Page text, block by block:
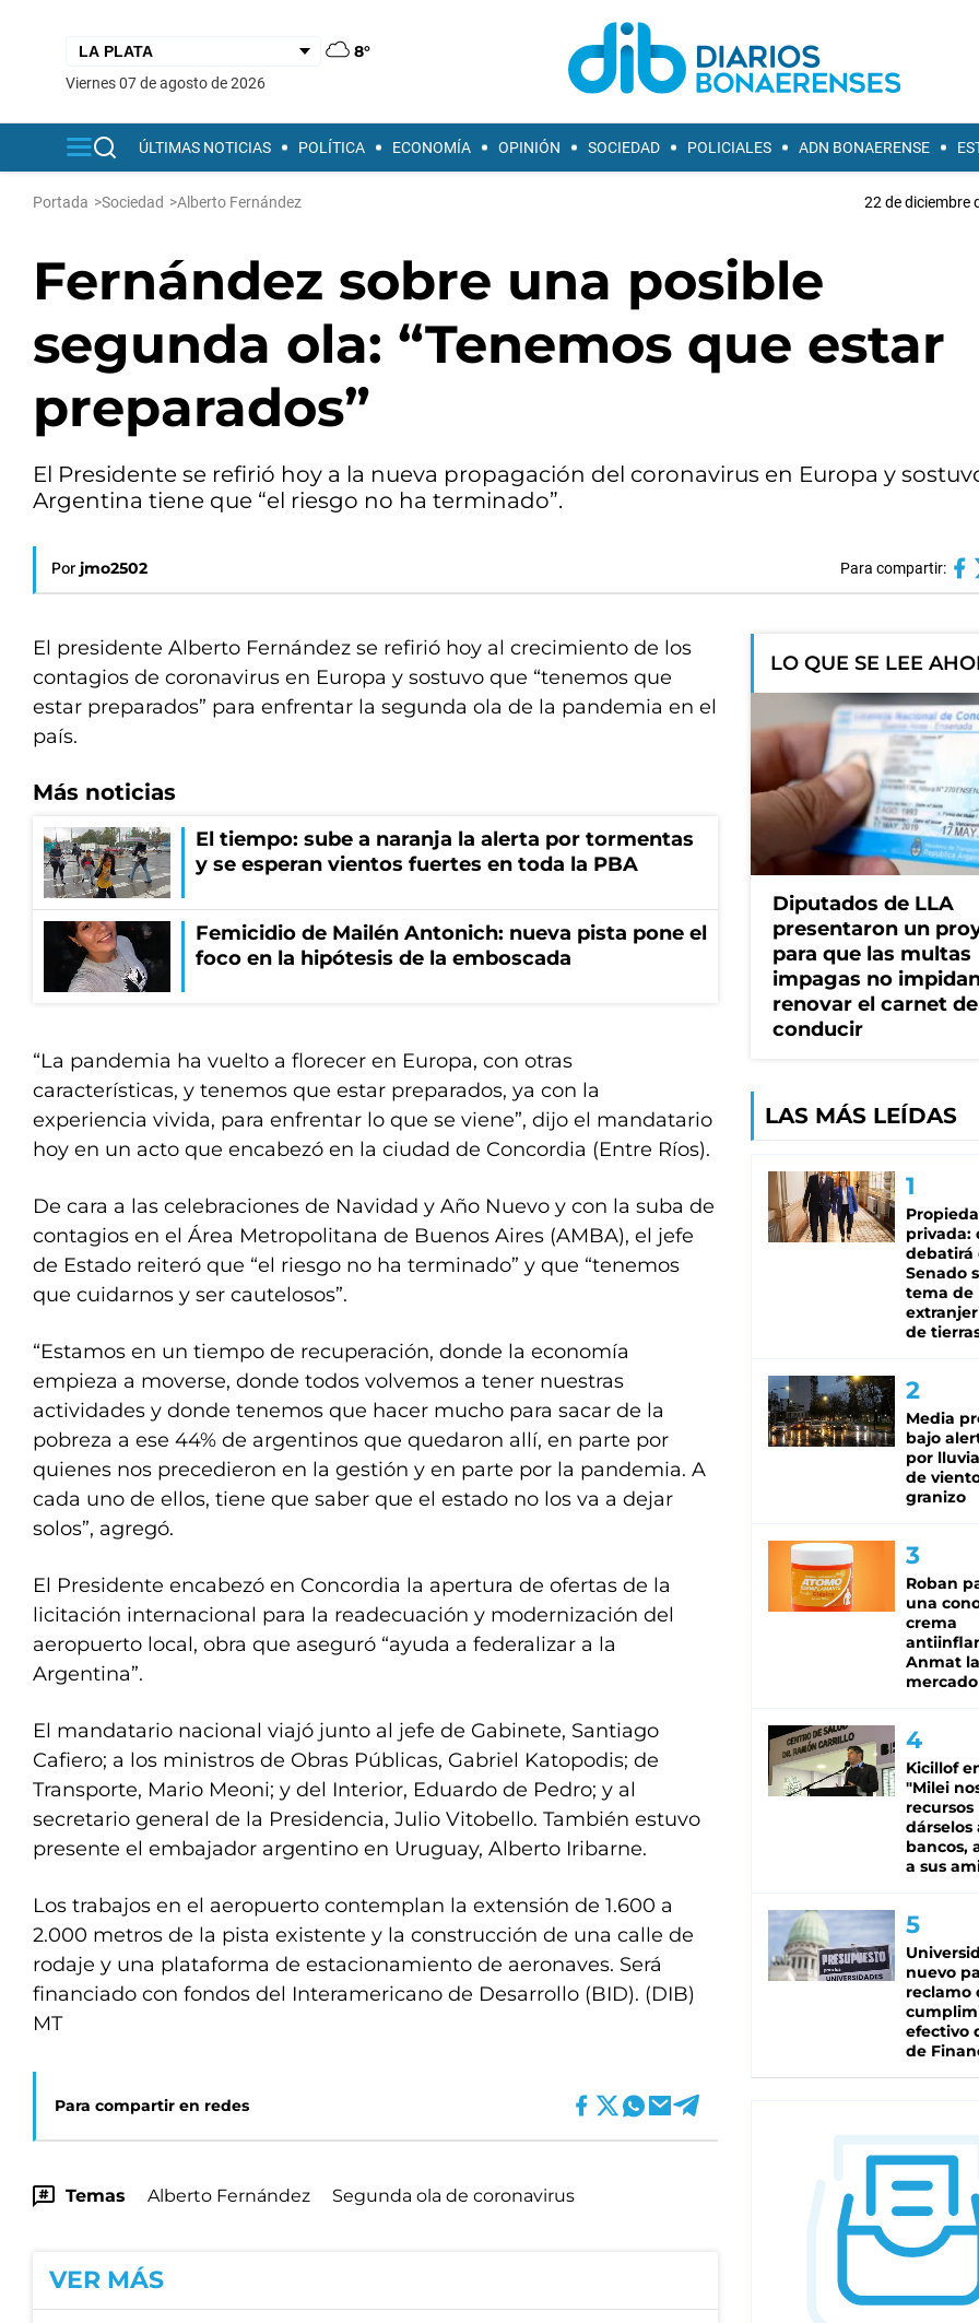
8°
viernes 07 de agosto de 2026
ÚLTIMAS NOTICIAS POLÍTICA ECONOMÍA OPINIÓN SOCIEDAD POLICIALES ADN BONAERENSE
Portada >Sociedad >Alberto Fernández 22 de diciembre
Fernández sobre una posible
segunda ola: “Tenemos que estar
preparados”
El Presidente se refirió hoy a la nueva propagación del coronavirus en Europa y
Argentina tiene que “el riesgo no ha terminado”.
Por jmo2502 Para compartir:
El presidente Alberto Fernández se refirió hoy al crecimiento de los
contagios de coronavirus en Europa y sostuvo que “tenemos que
estar preparados” para enfrentar la segunda ola de la pandemia en el
país.
Más noticias
El tiempo: sube a naranja la alerta por tormentas
y se esperan vientos fuertes en toda la PBA
Femicidio de Mailén Antonich: nueva pista pone el
foco en la hipótesis de la emboscada
“La pandemia ha vuelto a florecer en Europa, con otras
características, y tenemos que estar preparados, ya con la
experiencia vivida, para enfrentar lo que se viene”, dijo el mandatario
hoy en un acto que encabezó en la ciudad de Concordia (Entre Ríos).
De cara a las celebraciones de Navidad y Año Nuevo y con la suba de
contagios en el Área Metropolitana de Buenos Aires (AMBA), el jefe
de Estado reiteró que “el riesgo no ha terminado” y que “tenemos
que cuidarnos y ser cautelosos”.
“Estamos en un tiempo de recuperación, donde la economía
empieza a moverse, donde todos volvemos a tener nuestras
actividades y donde tenemos que hacer mucho para sacar de la
pobreza a ese 44% de argentinos que quedaron allí, en parte por
quienes nos precedieron en la gestión y en parte por la pandemia. A
cada uno de ellos, tiene que saber que el estado no los va a dejar
solos”, agregó.
El Presidente encabezó en Concordia la apertura de ofertas de la
licitación internacional para la readecuación y modernización del
aeropuerto local, obra que aseguró “ayuda a federalizar a la
Argentina”.
El mandatario nacional viajó junto al jefe de Gabinete, Santiago
Cafiero; a los ministros de Obras Públicas, Gabriel Katopodis; de
Transporte, Mario Meoni; y del Interior, Eduardo de Pedro; y al
secretario general de la Presidencia, Julio Vitobello. También estuvo
presente el embajador argentino en Uruguay, Alberto Iribarne.
Los trabajos en el aeropuerto contemplan la extensión de 1.600 a
2.000 metros de la pista existente y la construcción de una calle de
rodaje y una plataforma de estacionamiento de aeronaves. Será
financiado con fondos del Interamericano de Desarrollo (BID). (DIB)
MT
Para compartir en redes
Temas Alberto Fernández Segunda ola de coronavirus
VER MÁS
LO QUE SE LEE
Diputados de LLA
presentaron un
para que las multas
impagas no
renovar el carnet de
conducir
LAS MÁS LEÍDAS
privada:
debatirá
Senado
tema de
de
Media
bajo
por
de
granizo
Roban
una
crema
Anmat
mercado
Kicillof
"Milei
recursos
dárselos
bancos,
a sus
nuevo
reclamo
efectivo
de